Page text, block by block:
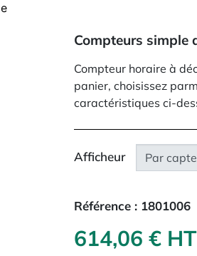
Compteurs simple
Compteur horaire à
panier, choisissez
caractéristiques ci-
Afficheur
Référence : 1801006
614,06 € HT